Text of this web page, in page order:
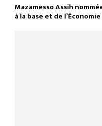
Mazamesso Assih
à la base et de